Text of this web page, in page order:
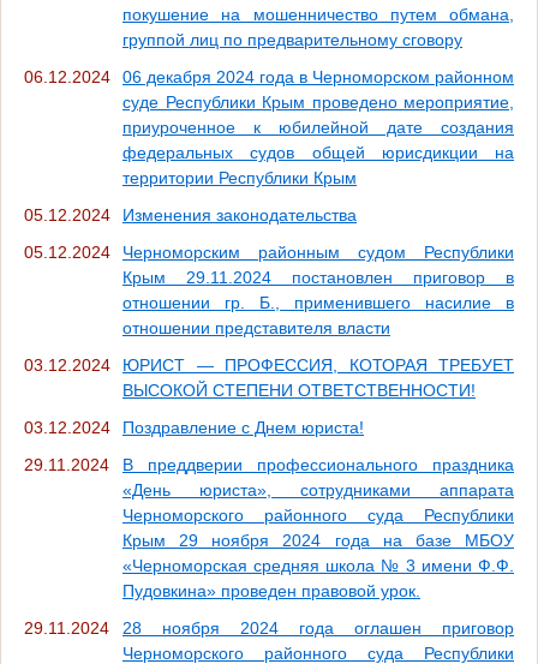
покушение на мошенничество путем обмана,
группой лиц по предварительному сговору
06.12.2024
06 декабря 2024 года в Черноморском районном
суде Республики Крым проведено мероприятие,
приуроченное к юбилейной дате создания
федеральных судов общей юрисдикции на
территории Республики Крым
05.12.2024
Изменения законодательства
05.12.2024
Черноморским районным судом Республики
Крым 29.11.2024 постановлен приговор в
отношении гр. Б., применившего насилие в
отношении представителя власти
03.12.2024
ЮРИСТ — ПРОФЕССИЯ, КОТОРАЯ ТРЕБУЕТ
ВЫСОКОЙ СТЕПЕНИ ОТВЕТСТВЕННОСТИ!
03.12.2024
Поздравление с Днем юриста!
29.11.2024
В преддверии профессионального праздника
«День юриста», сотрудниками аппарата
Черноморского районного суда Республики
Крым 29 ноября 2024 года на базе МБОУ
«Черноморская средняя школа № 3 имени Ф.Ф.
Пудовкина» проведен правовой урок.
29.11.2024
28 ноября 2024 года оглашен приговор
Черноморского районного суда Республики